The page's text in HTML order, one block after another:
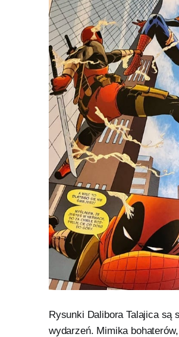
Rysunki Dalibora Talajica są
wydarzeń. Mimika